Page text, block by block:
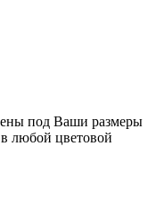
под Ваши размеры
любой цветовой